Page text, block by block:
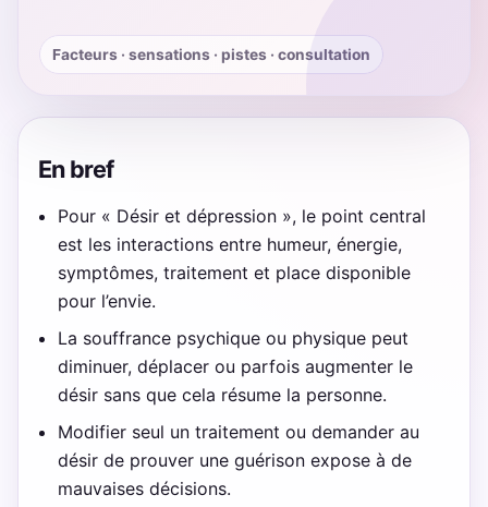
Facteurs · sensations · pistes · consultation
En bref
Pour « Désir et dépression », le point central
est les interactions entre humeur, énergie,
symptômes, traitement et place disponible
pour l’envie.
La souffrance psychique ou physique peut
diminuer, déplacer ou parfois augmenter le
désir sans que cela résume la personne.
Modifier seul un traitement ou demander au
désir de prouver une guérison expose à de
mauvaises décisions.